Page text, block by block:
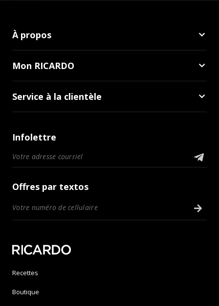
À propos
Mon RICARDO
Service à la clientèle
Infolettre
Offres par textos
Recettes
Boutique